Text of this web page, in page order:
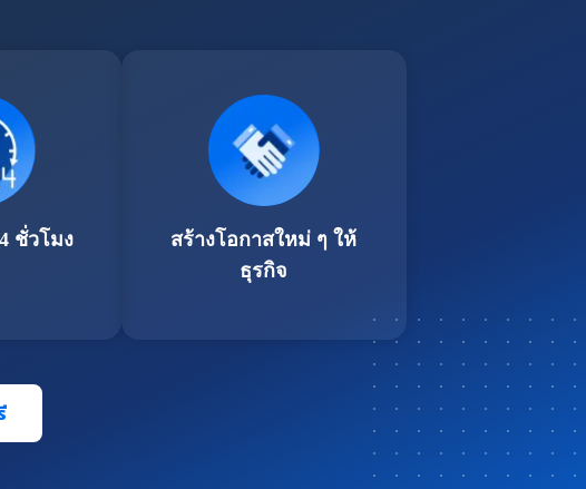
ชั่วโมง
สร้างโอกาสใหม่ ๆ ให้
ธุรกิจ